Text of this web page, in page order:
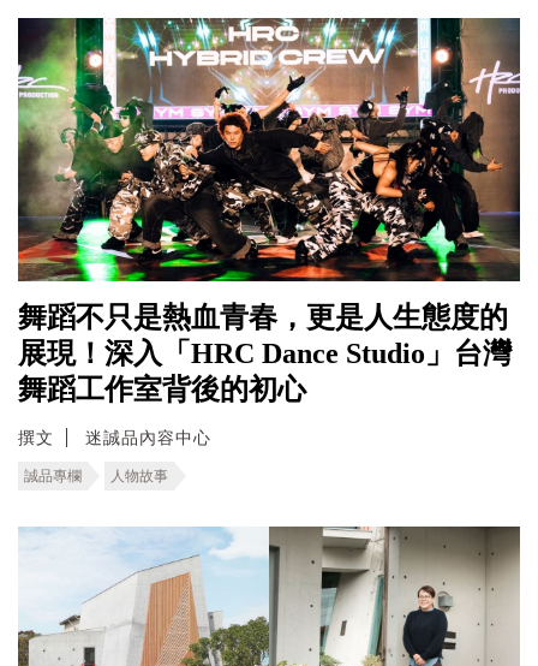
舞蹈不只是熱血青春，更是人生態度的
展現！深入「HRC Dance Studio」台灣
舞蹈工作室背後的初心
撰文 迷誠品內容中心
誠品專欄 人物故事